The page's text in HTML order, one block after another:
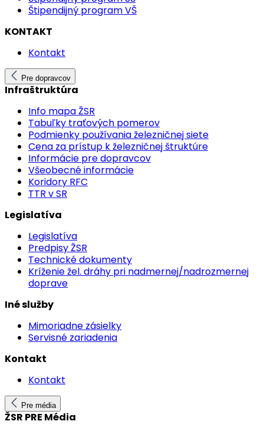
Štipendijný program VŠ
KONTAKT
Kontakt
Pre dopravcov
Infraštruktúra
Info mapa ŽSR
Tabuľky traťových pomerov
Podmienky používania železničnej siete
Cena za prístup k železničnej štruktúre
Informácie pre dopravcov
Všeobecné informácie
Koridory RFC
TTR v SR
Legislatíva
Legislatíva
Predpisy ŽSR
Technické dokumenty
Kríženie žel. dráhy pri nadmernej/nadrozmernej
doprave
Iné služby
Mimoriadne zásielky
Servisné zariadenia
Kontakt
Kontakt
Pre média
ŽSR PRE Média